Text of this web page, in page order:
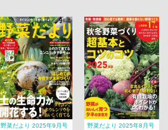
野菜だより 2025年9月号
野菜だより 2025年8月号